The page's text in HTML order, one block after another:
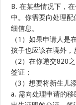
B. 在某些情况下，
中。你需要向处理
细信息。
（1）如果申请人是
孩子也应该在境外，
（2）在你递交820
签证；
（3）想要将新生儿
a. 需向处理申请的